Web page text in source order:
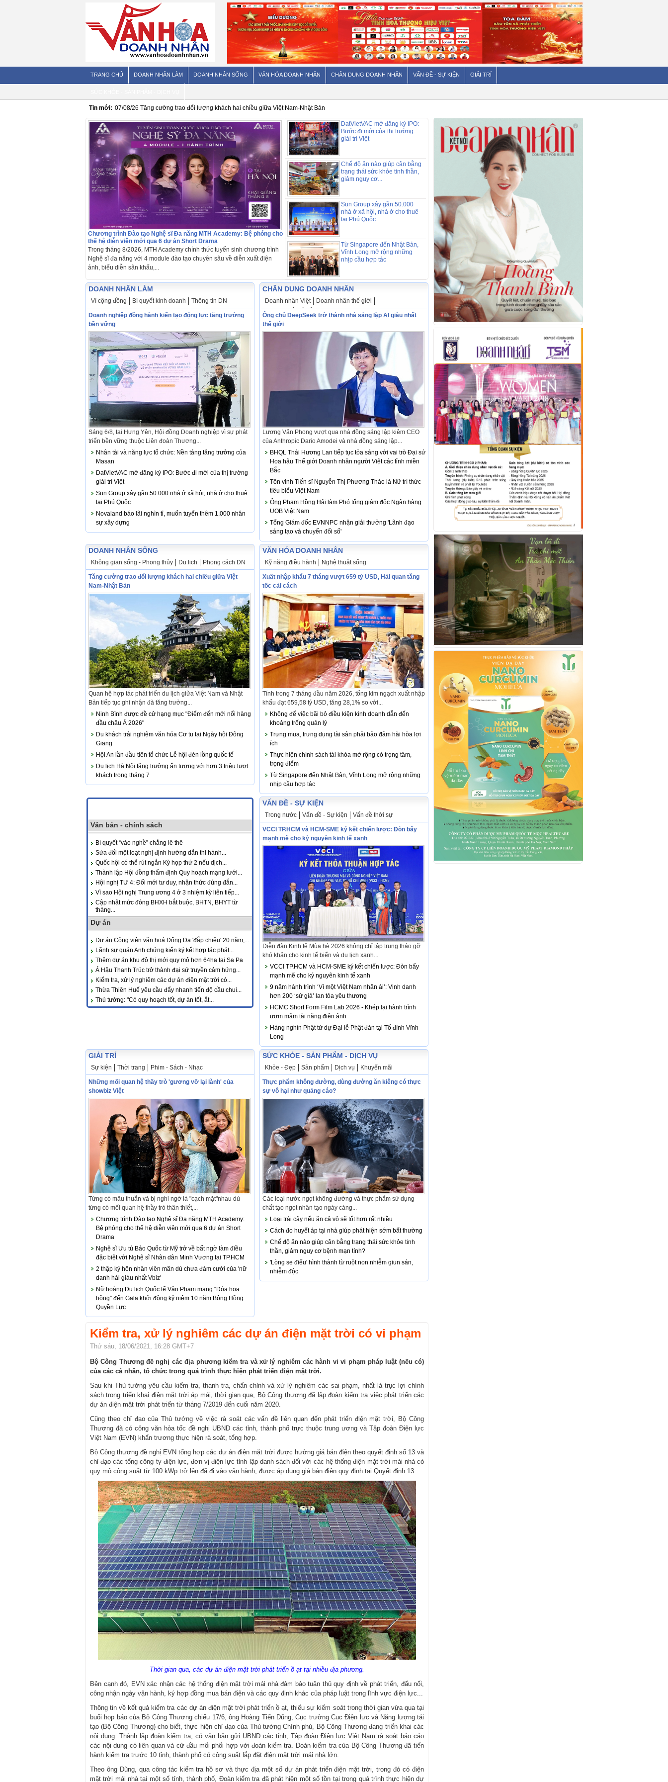
TRANG CHỦ DOANH NHÂN LÀM DOANH NHÂN SỐNG VĂN HÓA DOANH NHÂN CHÂN DUNG DOANH NHÂN VẤN ĐỀ - SỰ KIỆN GIẢI TRÍ
Tin mới: 07/08/26 Thực phẩm không đường, dùng đường ăn kiêng có thực sự vô hại như quảng cáo?
Chương trình Đào tạo Nghệ sĩ Đa năng MTH Academy: Bệ phóng cho
thế hệ diễn viên mới qua 6 dự án Short Drama
Trong tháng 8/2026, MTH Academy chính thức tuyển sinh chương trình
Nghệ sĩ đa năng với 4 module đào tạo chuyên sâu về diễn xuất điện
ảnh, biểu diễn sân khấu,...
DatVietVAC mở đăng ký IPO:
Bước đi mới của thị trường
giải trí Việt
Chế độ ăn nào giúp cân bằng
trạng thái sức khỏe tinh thần,
giảm nguy cơ...
Sun Group xây gần 50.000
nhà ở xã hội, nhà ở cho thuê
tại Phú Quốc
Từ Singapore đến Nhật Bản,
Vĩnh Long mở rộng những
nhịp cầu hợp tác
DOANH NHÂN LÀM
Vì cộng đồng Bí quyết kinh doanh Thông tin DN
Doanh nghiệp đồng hành kiến tạo động lực tăng trưởng
bền vững
Sáng 6/8, tại Hưng Yên, Hội đồng Doanh nghiệp vì sự phát
triển bền vững thuộc Liên đoàn Thương...
Nhân tài và năng lực tổ chức: Nền tảng tăng trưởng của
Masan
DatVietVAC mở đăng ký IPO: Bước đi mới của thị trường
giải trí Việt
Sun Group xây gần 50.000 nhà ở xã hội, nhà ở cho thuê
tại Phú Quốc
Novaland báo lãi nghìn tỉ, muốn tuyển thêm 1.000 nhân
sự xây dựng
CHÂN DUNG DOANH NHÂN
Doanh nhân Việt
Doanh nhân thế giới
Doanh nhân tài tử
Ông chủ DeepSeek trở thành nhà sáng lập AI giàu nhất
thế giới
Lương Văn Phong vượt qua nhà đồng sáng lập kiêm CEO
của Anthropic Dario Amodei và nhà đồng sáng lập...
BHQL Thái Hương Lan tiếp tục tỏa sáng với vai trò Đại sứ
Hoa hậu Thế giới Doanh nhân người Việt các tỉnh miền
Bắc
Tôn vinh Tiến sĩ Nguyễn Thị Phương Thảo là Nữ trí thức
tiêu biểu Việt Nam
Ông Phạm Hồng Hải làm Phó tổng giám đốc Ngân hàng
UOB Việt Nam
Tổng Giám đốc EVNNPC nhận giải thưởng 'Lãnh đạo
sáng tạo và chuyển đổi số'
DOANH NHÂN SỐNG
Không gian sống - Phong thủy Du lịch Phong cách DN
Tăng cường trao đổi lượng khách hai chiều giữa Việt
Nam-Nhật Bản
Quan hệ hợp tác phát triển du lịch giữa Việt Nam và Nhật
Bản tiếp tục ghi nhận đà tăng trưởng...
Ninh Bình được đề cử hạng mục "Điểm đến mới nổi hàng
đầu châu Á 2026"
Du khách trải nghiệm văn hóa Cơ tu tại Ngày hội Đông
Giang
Hội An lần đầu tiên tổ chức Lễ hội đèn lồng quốc tế
Du lịch Hà Nội tăng trưởng ấn tượng với hơn 3 triệu lượt
khách trong tháng 7
VĂN HÓA DOANH NHÂN
Kỹ năng điều hành Nghệ thuật sống
Xuất nhập khẩu 7 tháng vượt 659 tỷ USD, Hải quan tăng
tốc cải cách
Tính trong 7 tháng đầu năm 2026, tổng kim ngạch xuất nhập
khẩu đạt 659,58 tỷ USD, tăng 28,1% so với...
Không để việc bãi bỏ điều kiện kinh doanh dẫn đến
khoảng trống quản lý
Trưng mua, trưng dụng tài sản phải bảo đảm hài hòa lợi
ích
Thực hiện chính sách tài khóa mở rộng có trọng tâm,
trọng điểm
Từ Singapore đến Nhật Bản, Vĩnh Long mở rộng những
nhịp cầu hợp tác
Văn bản - chính sách
Bí quyết “vào nghề” chẳng lê thê
Sửa đổi một loạt nghị định hướng dẫn thi hành...
Quốc hội có thể rút ngắn Kỳ họp thứ 2 nếu dịch...
Thành lập Hội đồng thẩm định Quy hoạch mạng lưới...
Hội nghị TƯ 4: Đổi mới tư duy, nhận thức đúng đắn...
Vì sao Hội nghị Trung ương 4 ở 3 nhiệm kỳ liên tiếp...
Cập nhật mức đóng BHXH bắt buộc, BHTN, BHYT từ
tháng...
Dự án
Dự án Công viên văn hoá Đống Đa 'đắp chiếu' 20 năm,...
Lãnh sự quán Anh chứng kiến ký kết hợp tác phát...
Thêm dự án khu đô thị mới quy mô hơn 64ha tại Sa Pa
Á Hậu Thanh Trúc trở thành đại sứ truyền cảm hứng...
Kiểm tra, xử lý nghiêm các dự án điện mặt trời có...
Thừa Thiên Huế yêu cầu đẩy nhanh tiến độ cầu chui...
Thủ tướng: "Có quy hoạch tốt, dự án tốt, ắt...
VẤN ĐỀ - SỰ KIỆN
Trong nước Vấn đề - Sự kiện Vấn đề thời sự
VCCI TP.HCM và HCM-SME ký kết chiến lược: Đòn bẩy
mạnh mẽ cho kỷ nguyên kinh tế xanh
Diễn đàn Kinh tế Mùa hè 2026 không chỉ tập trung tháo gỡ
khó khăn cho kinh tế biển và du lịch xanh...
VCCI TP.HCM và HCM-SME ký kết chiến lược: Đòn bẩy
mạnh mẽ cho kỷ nguyên kinh tế xanh
9 năm hành trình ‘Vì một Việt Nam nhân ái’: Vinh danh
hơn 200 ‘sứ giả’ lan tỏa yêu thương
HCMC Short Form Film Lab 2026 - Khép lại hành trình
ươm mầm tài năng điện ảnh
Hàng nghìn Phật tử dự Đại lễ Phật đản tại Tổ đình Vĩnh
Long
GIẢI TRÍ
Sự kiện Thời trang Phim - Sách - Nhạc
Những mối quan hệ thầy trò 'gương vỡ lại lành' của
showbiz Việt
Từng có mâu thuẫn và bị nghi ngờ là "cạch mặt"nhau dù
từng có mối quan hệ thầy trò thân thiết,...
Chương trình Đào tạo Nghệ sĩ Đa năng MTH Academy:
Bệ phóng cho thế hệ diễn viên mới qua 6 dự án Short
Drama
Nghệ sĩ Ưu tú Bảo Quốc từ Mỹ trở về bất ngờ làm điều
đặc biệt với Nghệ sĩ Nhân dân Minh Vương tại TP.HCM
2 thập kỷ hôn nhân viên mãn dù chưa đám cưới của 'nữ
danh hài giàu nhất Vbiz'
Nữ hoàng Du lịch Quốc tế Vân Phạm mang “Đóa hoa
hồng” đến Gala khởi động kỷ niệm 10 năm Bông Hồng
Quyền Lực
SỨC KHỎE - SẢN PHẨM - DỊCH VỤ
Khỏe - Đẹp Sản phẩm Dịch vụ Khuyến mãi
Thực phẩm không đường, dùng đường ăn kiêng có thực
sự vô hại như quảng cáo?
Các loại nước ngọt không đường và thực phẩm sử dụng
chất tạo ngọt nhân tạo ngày càng...
Loại trái cây nếu ăn cả vỏ sẽ tốt hơn rất nhiều
Cách đo huyết áp tại nhà giúp phát hiện sớm bất thường
Chế độ ăn nào giúp cân bằng trạng thái sức khỏe tinh
thần, giảm nguy cơ bệnh mạn tính?
'Lòng se điếu' hình thành từ ruột non nhiễm giun sán,
nhiễm độc
Kiểm tra, xử lý nghiêm các dự án điện mặt trời có vi phạm
Thứ sáu, 18/06/2021, 16:28 GMT+7
Bộ Công Thương đề nghị các địa phương kiểm tra và xử lý nghiêm các hành vi vi phạm pháp luật (nếu có)
của các cá nhân, tổ chức trong quá trình thực hiện phát triển điện mặt trời.
Sau khi Thủ tướng yêu cầu kiểm tra, thanh tra, chấn chỉnh và xử lý nghiêm các sai phạm, nhất là trục lợi chính
sách trong triển khai điện mặt trời áp mái, thời gian qua, Bộ Công thương đã lập đoàn kiểm tra việc phát triển các
dự án điện mặt trời phát triển từ tháng 7/2019 đến cuối năm 2020.
Cũng theo chỉ đạo của Thủ tướng về việc rà soát các vấn đề liên quan đến phát triển điện mặt trời, Bộ Công
Thương đã có công văn hỏa tốc đề nghị UBND các tỉnh, thành phố trực thuộc trung ương và Tập đoàn Điện lực
Việt Nam (EVN) khẩn trương thực hiện rà soát, tổng hợp.
Bộ Công thương đề nghị EVN tổng hợp các dự án điện mặt trời được hưởng giá bán điện theo quyết định số 13 và
chỉ đạo các tổng công ty điện lực, đơn vị điện lực tỉnh lập danh sách đối với các hệ thống điện mặt trời mái nhà có
quy mô công suất từ 100 kWp trở lên đã đi vào vận hành, được áp dụng giá bán điện quy định tại Quyết định 13.
Thời gian qua, các dự án điện mặt trời phát triển ồ ạt tại nhiều địa phương.
Bên cạnh đó, EVN xác nhận các hệ thống điện mặt trời mái nhà đảm bảo tuân thủ quy định về phát triển, đấu nối,
công nhận ngày vận hành, ký hợp đồng mua bán điện và các quy định khác của pháp luật trong lĩnh vực điện lực...
Thông tin về kết quả kiểm tra các dự án điện mặt trời phát triển ồ ạt, thiếu sự kiểm soát trong thời gian vừa qua tại
buổi họp báo của Bộ Công Thương chiếu 17/6, ông Hoàng Tiến Dũng, Cục trưởng Cục Điện lực và Năng lượng tái
tạo (Bộ Công Thương) cho biết, thực hiện chỉ đạo của Thủ tướng Chính phủ, Bộ Công Thương đang triển khai các
nội dung: Thành lập đoàn kiểm tra; có văn bản gửi UBND các tỉnh, Tập đoàn Điện lực Việt Nam rà soát báo cáo
các nội dung có liên quan và cử đầu mối phối hợp với đoàn kiểm tra. Đoàn kiểm tra của Bộ Công Thương đã tiến
hành kiểm tra trước 10 tỉnh, thành phố có công suất lắp đặt điện mặt trời mái nhà lớn.
Theo ông Dũng, qua công tác kiểm tra hồ sơ và thực địa một số dự án phát triển điện mặt trời, trong đó có điện
mặt trời mái nhà tại một số tỉnh, thành phố, Đoàn kiểm tra đã phát hiện một số tồn tại trong quá trình thực hiện dự